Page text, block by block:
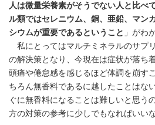
人は微量栄養素がそうでない人と比べ
ル類ではセレニウム、銅、亜鉛、マン
シウムが重要であるということ 」がわ
私にとってはマルチミネラルのサプ
の解決策となり、今現在は症状が落ち
頭痛や倦怠感を感じるほど体調を崩す
ちろん無香料であるに越したことはな
ぐに無香料になることは難しいと思う
方の対策の参考に少しでもなればいい